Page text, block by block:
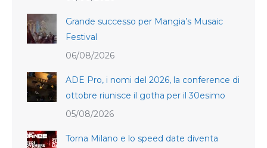
Grande successo per Mangia’s Musaic
Festival
06/08/2026
ADE Pro, i nomi del 2026, la conference di
ottobre riunisce il gotha per il 30esimo
05/08/2026
Torna Milano e lo speed date diventa